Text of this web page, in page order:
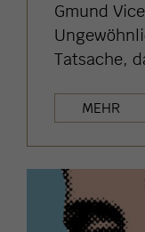
Gmund
Tatsache,
MEHR